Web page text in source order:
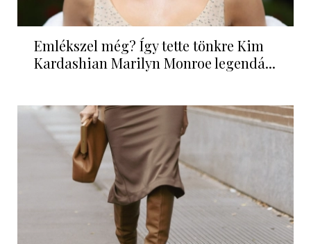
Emlékszel még? Így tette tönkre Kim
Kardashian Marilyn Monroe legendá...